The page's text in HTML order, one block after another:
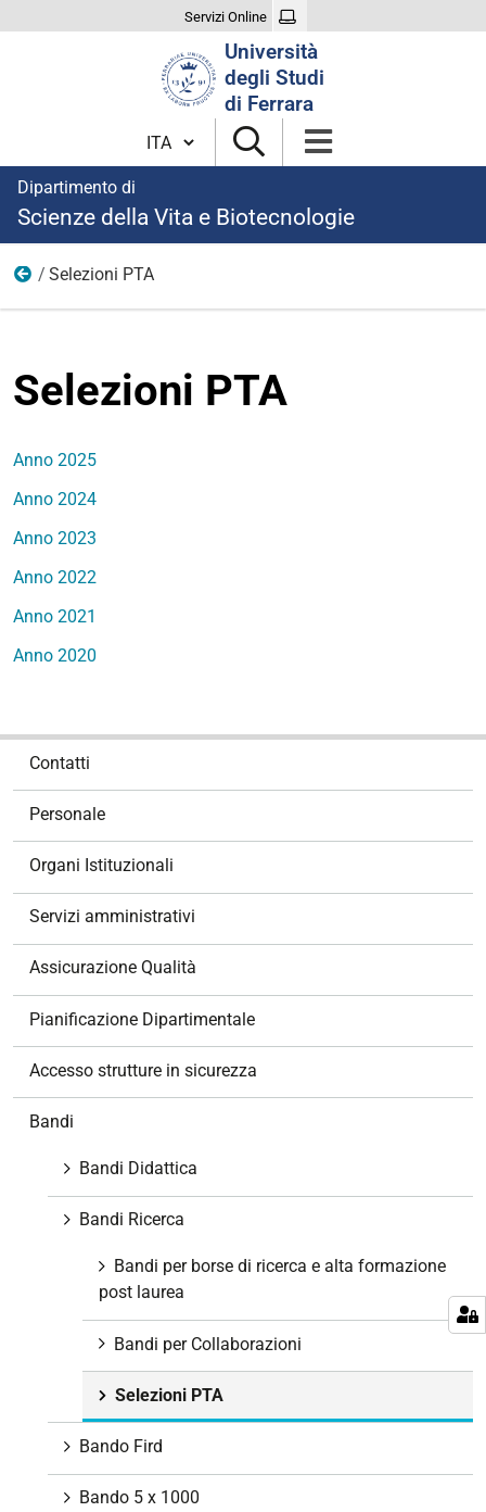
Servizi Online
Università
degli Studi
di Ferrara
Cambia lingua
Dipartimento di
Scienze della Vita e Biotecnologie
Bandi Ricerca
Selezioni PTA
Selezioni PTA
Anno 2025
Anno 2024
Anno 2023
Anno 2022
Anno 2021
Anno 2020
Contatti
Personale
Organi Istituzionali
Servizi amministrativi
Assicurazione Qualità
Pianificazione Dipartimentale
Accesso strutture in sicurezza
Bandi
Bandi Didattica
Bandi Ricerca
Bandi per borse di ricerca e alta formazione
post laurea
Bandi per Collaborazioni
Selezioni PTA
Bando Fird
Bando 5 x 1000